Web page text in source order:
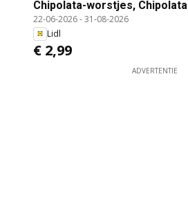
Chipolata-worstjes,
22-06-2026-31-08-2026
Lidl
€ 2,99
ADVERTENTIE